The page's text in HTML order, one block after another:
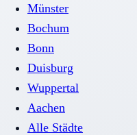
Münster
Bochum
Bonn
Duisburg
Wuppertal
Aachen
Alle Städte